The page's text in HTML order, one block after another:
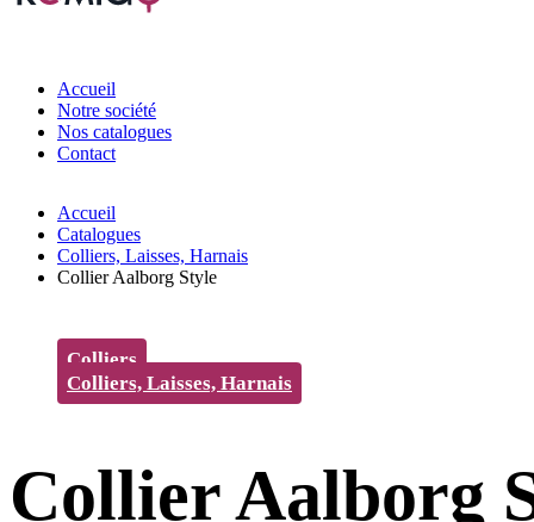
Accueil
Notre société
Nos catalogues
Contact
Accueil
Catalogues
Colliers, Laisses, Harnais
Collier Aalborg Style
Colliers
Colliers, Laisses, Harnais
Collier Aalborg